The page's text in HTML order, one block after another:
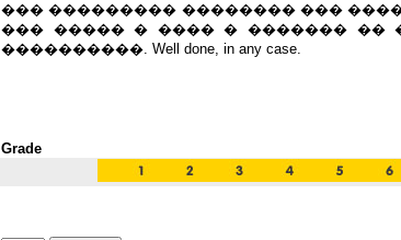
��� ��������� �������� ���
��� ����� � ���� � ������� ��
����������. Well done, in any case.
Grade